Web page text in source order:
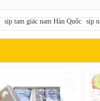
sịp tam giác nam Hàn Quốc sịp